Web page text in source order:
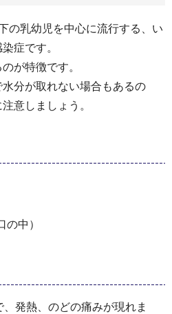
の乳幼児を中心に流行する、い
症です。
が特徴です。
分が取れない場合もあるの
意しましょう。
中）
発熱、のどの痛みが現れま